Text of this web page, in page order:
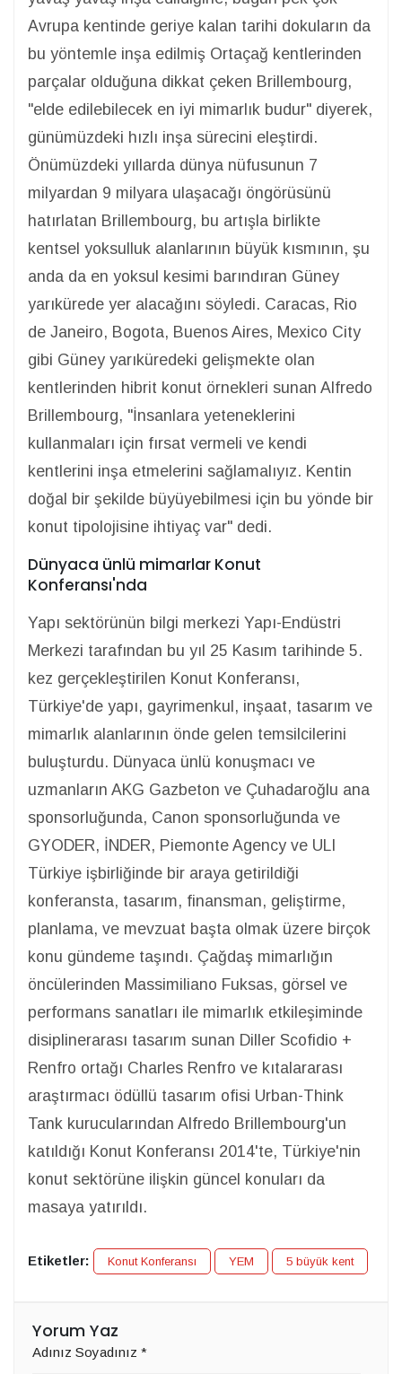
Avrupa kentinde geriye kalan tarihi dokuların da
bu yöntemle inşa edilmiş Ortaçağ kentlerinden
parçalar olduğuna dikkat çeken Brillembourg,
"elde edilebilecek en iyi mimarlık budur" diyerek,
günümüzdeki hızlı inşa sürecini eleştirdi.
Önümüzdeki yıllarda dünya nüfusunun 7
milyardan 9 milyara ulaşacağı öngörüsünü
hatırlatan Brillembourg, bu artışla birlikte
kentsel yoksulluk alanlarının büyük kısmının, şu
anda da en yoksul kesimi barındıran Güney
yarıkürede yer alacağını söyledi. Caracas, Rio
de Janeiro, Bogota, Buenos Aires, Mexico City
gibi Güney yarıküredeki gelişmekte olan
kentlerinden hibrit konut örnekleri sunan Alfredo
Brillembourg, "İnsanlara yeteneklerini
kullanmaları için fırsat vermeli ve kendi
kentlerini inşa etmelerini sağlamalıyız. Kentin
doğal bir şekilde büyüyebilmesi için bu yönde bir
konut tipolojisine ihtiyaç var" dedi.
Dünyaca ünlü mimarlar Konut
Konferansı'nda
Yapı sektörünün bilgi merkezi Yapı-Endüstri
Merkezi tarafından bu yıl 25 Kasım tarihinde 5.
kez gerçekleştirilen Konut Konferansı,
Türkiye'de yapı, gayrimenkul, inşaat, tasarım ve
mimarlık alanlarının önde gelen temsilcilerini
buluşturdu. Dünyaca ünlü konuşmacı ve
uzmanların AKG Gazbeton ve Çuhadaroğlu ana
sponsorluğunda, Canon sponsorluğunda ve
GYODER, İNDER, Piemonte Agency ve ULI
Türkiye işbirliğinde bir araya getirildiği
konferansta, tasarım, finansman, geliştirme,
planlama, ve mevzuat başta olmak üzere birçok
konu gündeme taşındı. Çağdaş mimarlığın
öncülerinden Massimiliano Fuksas, görsel ve
performans sanatları ile mimarlık etkileşiminde
disiplinerarası tasarım sunan Diller Scofidio +
Renfro ortağı Charles Renfro ve kıtalararası
araştırmacı ödüllü tasarım ofisi Urban-Think
Tank kurucularından Alfredo Brillembourg'un
katıldığı Konut Konferansı 2014'te, Türkiye'nin
konut sektörüne ilişkin güncel konuları da
masaya yatırıldı.
Etiketler: Konut Konferansı YEM 5 büyük kent
Yorum Yaz
Adınız Soyadınız *